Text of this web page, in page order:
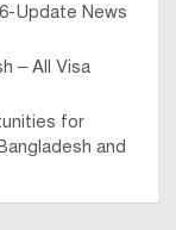
Update News
– All Visa
for
and